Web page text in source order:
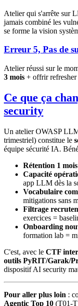
Atelier qui s'arrête sur
jamais combiné les
se forme la vision
Erreur 5, Pas de
Atelier réussi sur le
3 mois + offrir
Ce que ça
security
Un atelier OWASP
trimestriel) constitue le
équipe sécurité IA.
Rétention 1 mois
Capacité
app LLM dès la
Vocabulaire
mitigations sans
Filtrage
exercices =
Onboarding
formation lab =
C'est, avec le CTF
outils PyRIT/Garak/
dispositif AI security
Pour aller plus loin :
Agentic Top 10 (T01-